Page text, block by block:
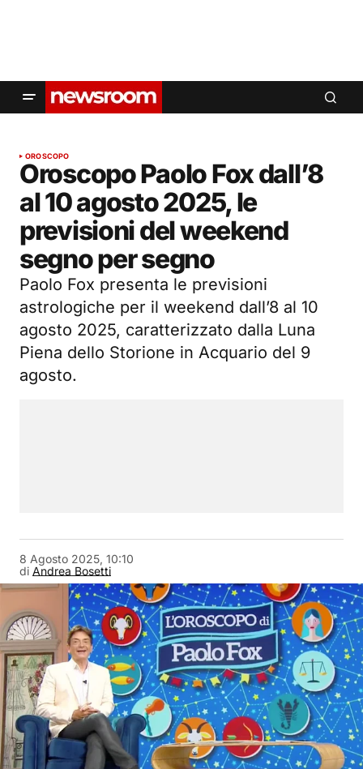
OROSCOPO
Oroscopo Paolo Fox dall’8
al 10 agosto 2025, le
previsioni del weekend
segno per segno
Paolo Fox presenta le previsioni
astrologiche per il weekend dall’8 al 10
agosto 2025, caratterizzato dalla Luna
Piena dello Storione in Acquario del 9
agosto.
di Andrea Bosetti
8 Agosto 2025, 10:10